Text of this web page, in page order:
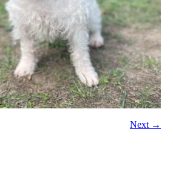
Next →